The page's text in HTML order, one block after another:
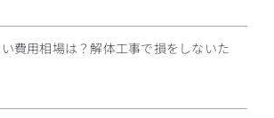
費用相場は？解体工事で損をしないた